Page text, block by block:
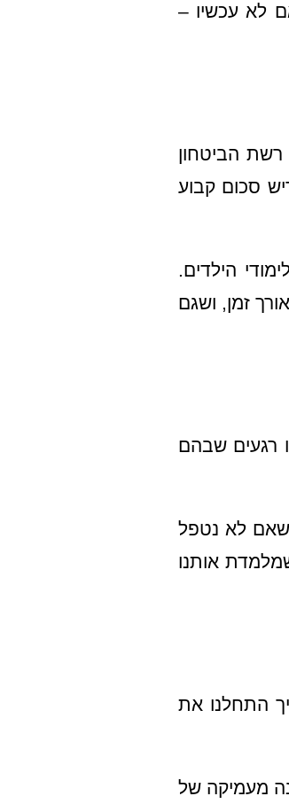
לא עכשיו –
הביטחון
סכום קבוע
הילדים.
זמן, ושגם
רגעים שבהם
שאם לא נטפל
אותנו
התחלנו את
מעמיקה של